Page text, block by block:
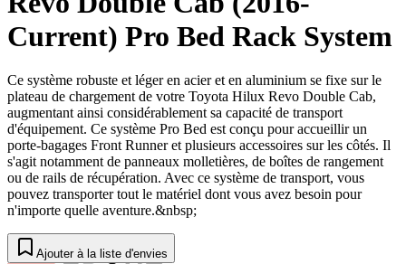
Current) Pro Bed Rack System
Ce système robuste et léger en acier et en aluminium se fixe sur le
plateau de chargement de votre Toyota Hilux Revo Double Cab,
augmentant ainsi considérablement sa capacité de transport
d'équipement. Ce système Pro Bed est conçu pour accueillir un
porte-bagages Front Runner et plusieurs accessoires sur les côtés. Il
s'agit notamment de panneaux molletières, de boîtes de rangement
ou de rails de récupération. Avec ce système de transport, vous
pouvez transporter tout le matériel dont vous avez besoin pour
n'importe quelle aventure.&nbsp;
Ajouter à la liste d'envies